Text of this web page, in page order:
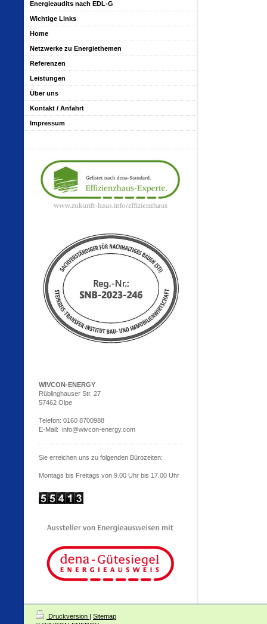
Energieaudits nach EDL-G
Wichtige Links
Home
Netzwerke zu Energiethemen
Referenzen
Leistungen
Über uns
Kontakt / Anfahrt
Impressum
WIVCON-ENERGY
Rüblinghauser Str. 27
57462 Olpe
Telefon: 0160 8700988
E-Mail: info@wivcon-energy.com
Sie erreichen uns zu folgenden Bürozeiten:
Montags bis Freitags von 9.00 Uhr bis 17.00 Uhr
Druckversion | Sitemap